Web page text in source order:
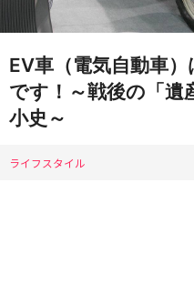
EV車（電気自動車
です！～戦後の「遺
小史～
ライフスタイル